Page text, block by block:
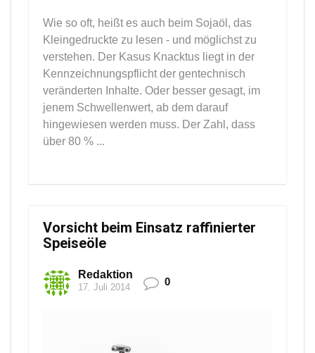
Wie so oft, heißt es auch beim Sojaöl, das
Kleingedruckte zu lesen - und möglichst zu
verstehen. Der Kasus Knacktus liegt in der
Kennzeichnungspflicht der gentechnisch
veränderten Inhalte. Oder besser gesagt, im
jenem Schwellenwert, ab dem darauf
hingewiesen werden muss. Der Zahl, dass
über 80 % ...
Vorsicht beim Einsatz raffinierter
Speiseöle
Redaktion
17. Juli 2014 0